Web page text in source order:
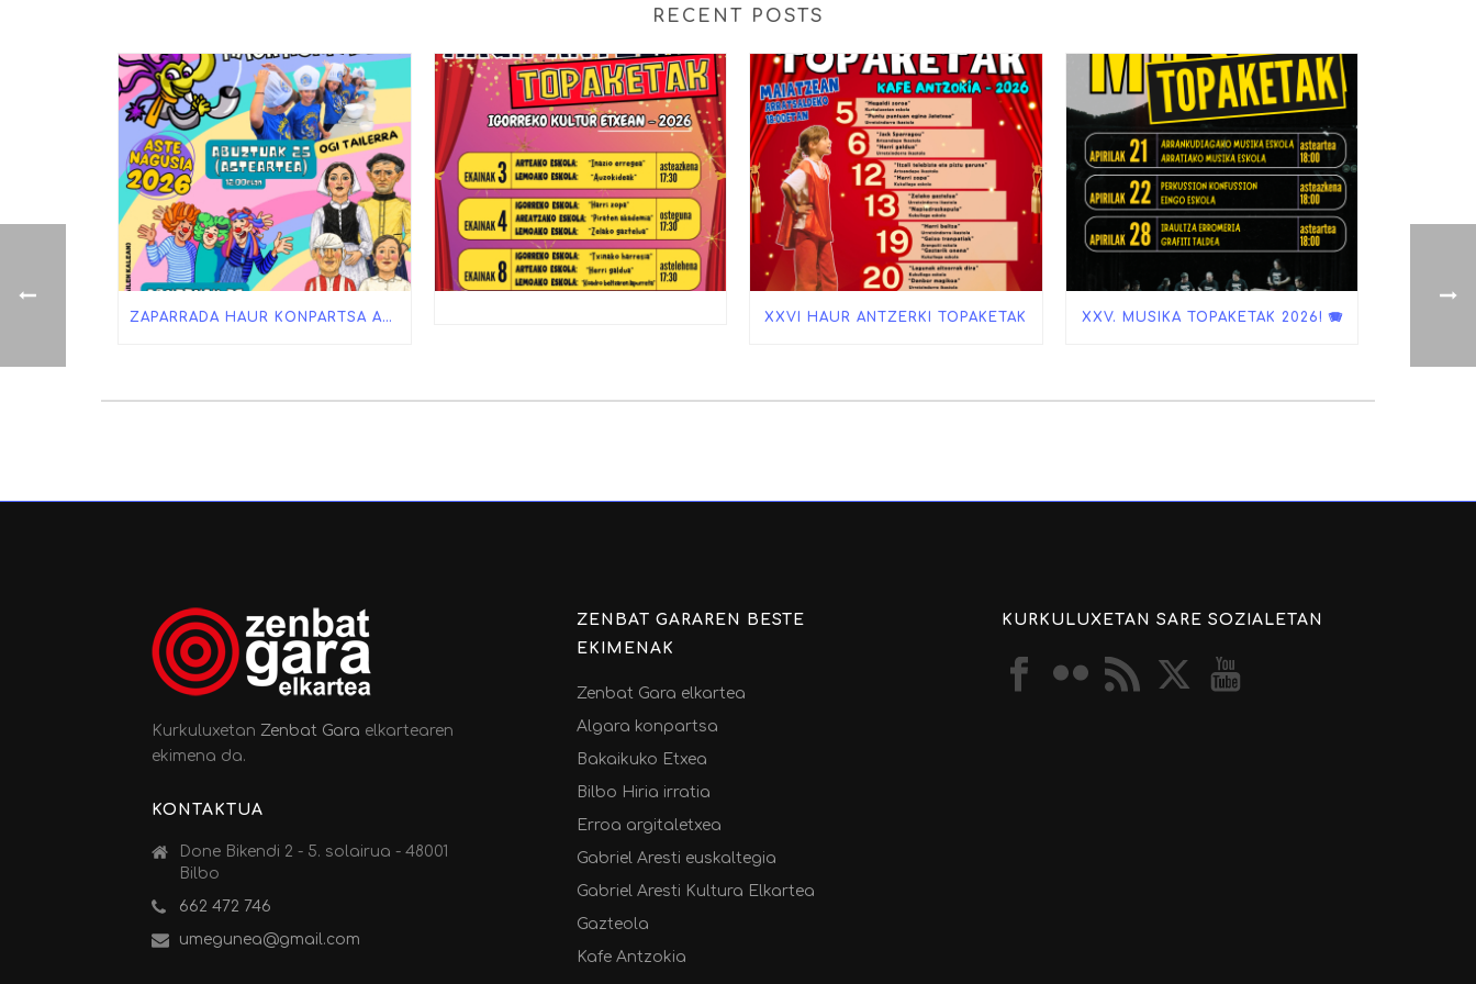
RECENT POSTS
ZAPARRADA HAUR KONPARTSA ASTE NAGUSIAN! XXVI HAUR ANTZERKI TOPAKETAK XXV. MUSIKA TOPAKETAK 2026! 🪗
KurkuluxetanZenbat Gara elkartearen
ekimena da.
KONTAKTUA
Done Bikendi 2 - 5. solairua - 48001
Bilbo
662 472 746
umegunea@gmail.com
ZENBAT GARAREN BESTE
EKIMENAK
Zenbat Gara elkartea
Algara konpartsa
Bakaikuko Etxea
Bilbo Hiria irratia
Erroa argitaletxea
Gabriel Aresti euskaltegia
Gabriel Aresti Kultura Elkartea
Gazteola
Kafe Antzokia
KURKULUXETAN SARE SOZIALETAN